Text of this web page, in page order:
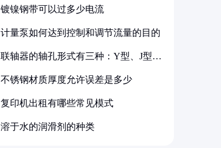
镀镍钢带可以过多少电流
计量泵如何达到控制和调节流量的目的
联轴器的轴孔形式有三种：Y型、J型、
不锈钢材质厚度允许误差是多少
复印机出租有哪些常见模式
溶于水的润滑剂的种类